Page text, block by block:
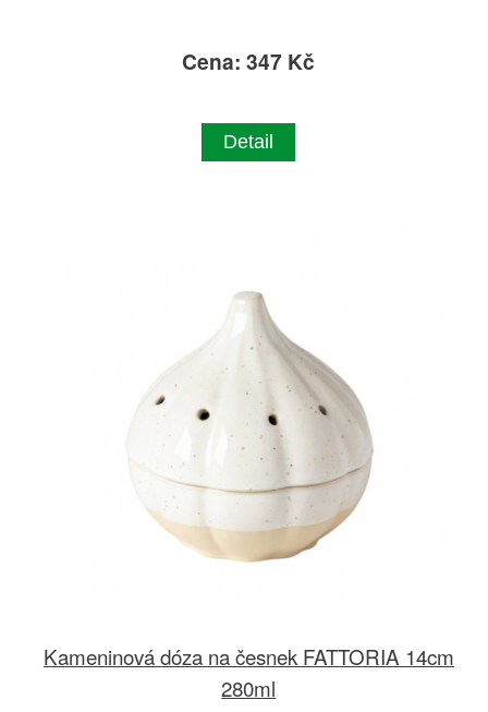
Cena: 347 Kč
Detail
Kameninová dóza na česnek FATTORIA 14cm
280ml